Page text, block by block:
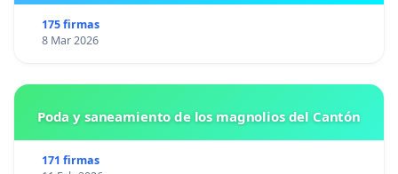
175 firmas
8 Mar 2026
Poda y saneamiento de los magnolios del Cantón
171 firmas